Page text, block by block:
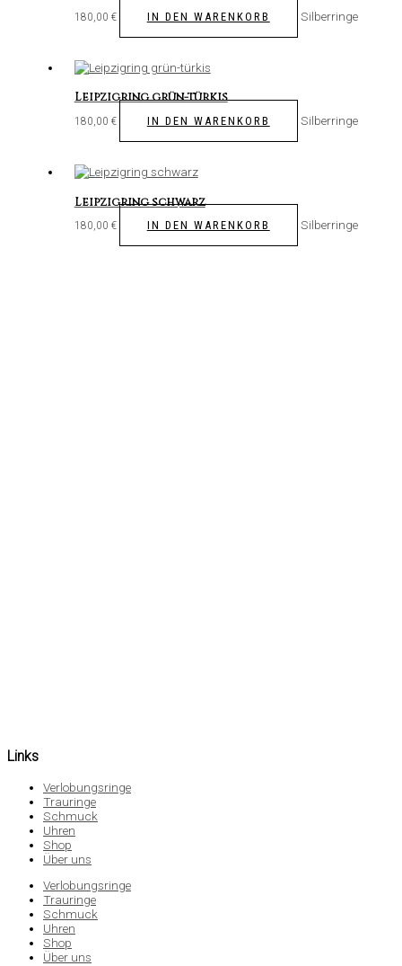
180,00 € IN DEN WARENKORB Silberringe
Leipzigring grün-türkis
180,00 € IN DEN WARENKORB Silberringe
Leipzigring schwarz
180,00 € IN DEN WARENKORB Silberringe
Links
Verlobungsringe
Trauringe
Schmuck
Uhren
Shop
Über uns
Verlobungsringe
Trauringe
Schmuck
Uhren
Shop
Über uns